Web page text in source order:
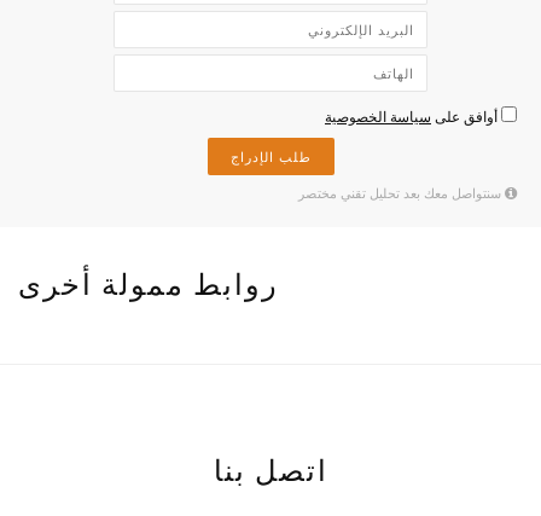
أوافق على سياسة الخصوصية
طلب الإدراج
سنتواصل معك بعد تحليل تقني مختصر
روابط ممولة أخرى
اتصل بنا